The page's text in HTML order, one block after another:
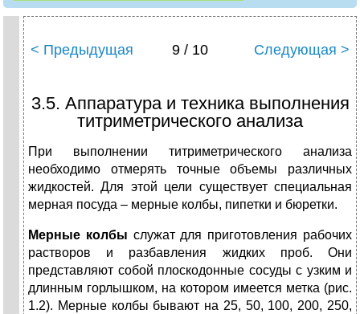
< Предыдущая 9 / 10 Следующая >
3.5. Аппаратура и техника выполнения
титриметрического анализа
При выполнении титриметрического анализа
необходимо отмерять точные объемы различных
жидкостей. Для этой цели существует специальная
мерная посуда – мерные колбы, пипетки и бюретки.
Мерные колбы служат для приготовления рабочих
растворов и разбавления жидких проб. Они
представляют собой плоскодонные сосуды с узким и
длинным горлышком, на котором имеется метка (рис.
1.2). Мерные колбы бывают на 25, 50, 100, 200, 250,